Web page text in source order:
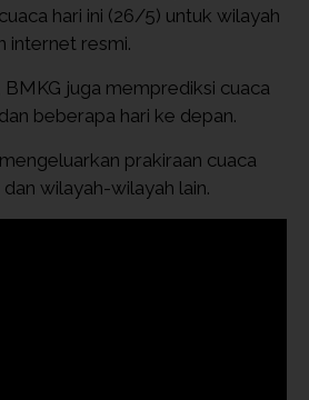
hari ini (26/5) untuk wilayah
internet resmi.
BMKG juga memprediksi cuaca
beberapa hari ke depan.
prakiraan cuaca
wilayah-wilayah lain.